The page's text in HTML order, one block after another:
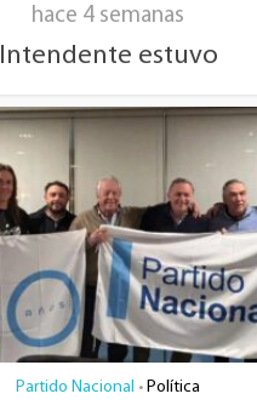
hace 4 semanas
Intendente estuvo
Partido Nacional • Política